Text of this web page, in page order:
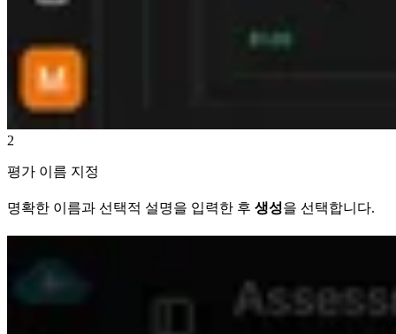
2
평가 이름 지정
명확한 이름과 선택적 설명을 입력한 후 생성을 선택합니다.